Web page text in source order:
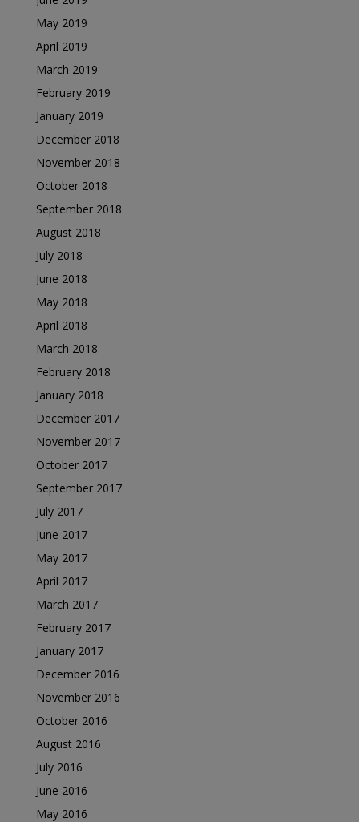
May 2019
April 2019
March 2019
February 2019
January 2019
December 2018
November 2018
October 2018
September 2018
August 2018
July 2018
June 2018
May 2018
April 2018
March 2018
February 2018
January 2018
December 2017
November 2017
October 2017
September 2017
July 2017
June 2017
May 2017
April 2017
March 2017
February 2017
January 2017
December 2016
November 2016
October 2016
August 2016
July 2016
June 2016
May 2016